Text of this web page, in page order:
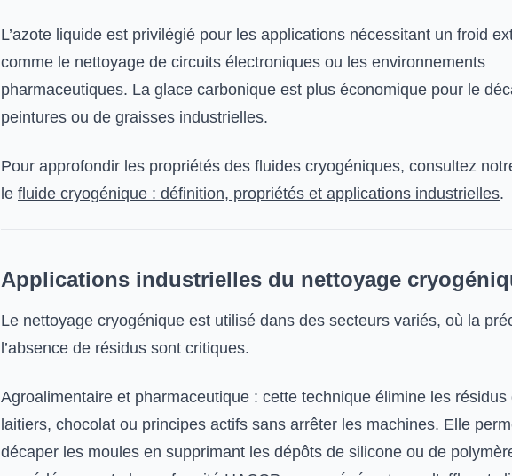
L’azote liquide est privilégié pour les applications nécessitant un froid
comme le nettoyage de circuits électroniques ou les environnements
pharmaceutiques. La glace carbonique est plus économique pour le
peintures ou de graisses industrielles.
Pour approfondir les propriétés des fluides cryogéniques, consultez
le fluide cryogénique : définition, propriétés et applications industrielles.
Applications industrielles du nettoyage
Le nettoyage cryogénique est utilisé dans des secteurs variés, où la
l’absence de résidus sont critiques.
Agroalimentaire et pharmaceutique : cette technique élimine les résidus
laitiers, chocolat ou principes actifs sans arrêter les machines. Elle
décaper les moules en supprimant les dépôts de silicone ou de